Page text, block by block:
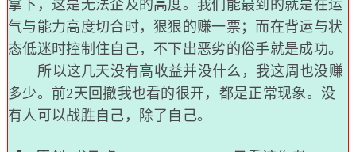
拿下，这是无法企及的高度。我们能最到的就是在运
气与能力高度切合时，狠狠的赚一票；而在背运与状
态低迷时控制住自己，不下出恶劣的俗手就是成功。
所以这几天没有高收益并没什么，我这周也没赚
多少。前2天回撤我也看的很开，都是正常现象。没
有人可以战胜自己，除了自己。